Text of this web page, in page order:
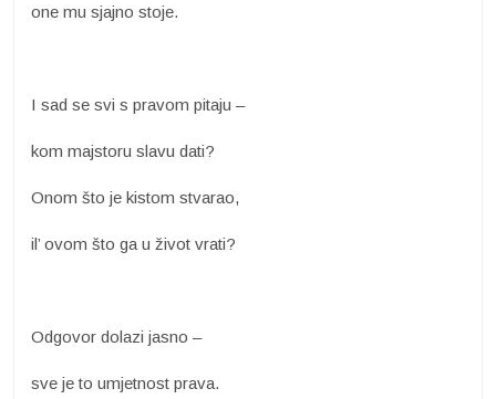
one mu sjajno stoje.
I sad se svi s pravom pitaju –
kom majstoru slavu dati?
Onom što je kistom stvarao,
il’ ovom što ga u život vrati?
Odgovor dolazi jasno –
sve je to umjetnost prava.